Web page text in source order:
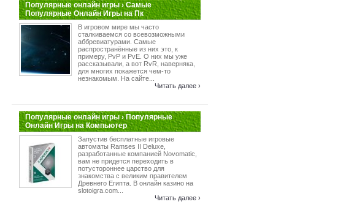
Популярные онлайн игры › Самые
Популярные Онлайн Игры на Пк
В игровом мире мы часто
сталкиваемся со всевозможными
аббревиатурами. Самые
распространённые из них это, к
примеру, PvP и PvE. О них мы уже
рассказывали, а вот RvR, наверняка,
для многих покажется чем-то
незнакомым. На сайте...
Читать далее ›
Популярные онлайн игры › Популярные
Онлайн Игры на Компьютер
Запустив бесплатные игровые
автоматы Ramses II Deluxe,
разработанные компанией Novomatic,
вам не придется переходить в
потустороннее царство для
знакомства с великим правителем
Древнего Египта. В онлайн казино на
slotoigra.com...
Читать далее ›